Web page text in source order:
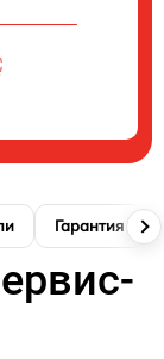
Гарантия